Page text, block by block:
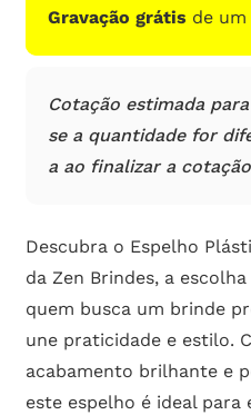
Gravação grátis de
Cotação estimada
se a quantidade for
a ao finalizar a
Descubra o Espelho
da Zen Brindes, a
quem busca um brinde
une praticidade e estilo.
acabamento brilhante e
este espelho é ideal para